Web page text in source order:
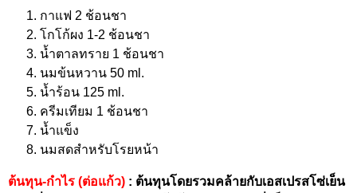
กาแฟ 2 ช้อนชา
โกโก้ผง 1-2 ช้อนชา
น้ำตาลทราย 1 ช้อนชา
นมข้นหวาน 50 ml.
น้ำร้อน 125 ml.
ครีมเทียม 1 ช้อนชา
น้ำแข็ง
นมสดสำหรับโรยหน้า
ต้นทุน-กำไร (ต่อแก้ว) : ต้นทุนโดยรวมคล้ายกับเอสเปรสโซ่เย็น